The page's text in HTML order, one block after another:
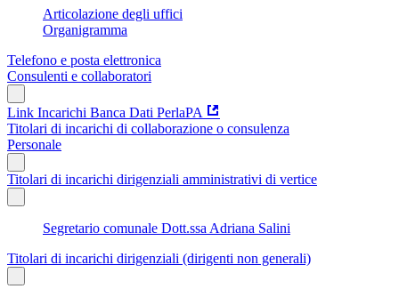
Articolazione degli uffici
Organigramma
Telefono e posta elettronica
Consulenti e collaboratori
Link Incarichi Banca Dati PerlaPA
Titolari di incarichi di collaborazione o consulenza
Personale
Titolari di incarichi dirigenziali amministrativi di vertice
Segretario comunale Dott.ssa Adriana Salini
Titolari di incarichi dirigenziali (dirigenti non generali)